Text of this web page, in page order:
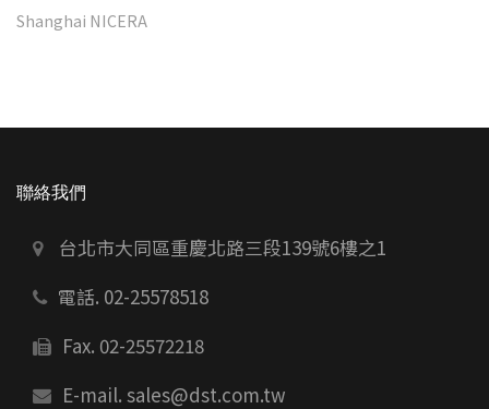
Shanghai NICERA
聯絡我們
台北市大同區重慶北路三段139號6樓之1
電話. 02-25578518
Fax. 02-25572218
E-mail. sales@dst.com.tw